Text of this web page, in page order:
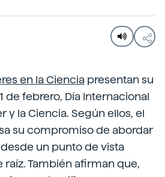
en la Ciencia presentan su
de febrero, Día Internacional
y la Ciencia. Según ellos, el
su compromiso de abordar
un punto de vista
También afirman que,